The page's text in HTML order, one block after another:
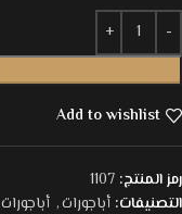
Add to wishlist
رمز المنتج: 1107
التصنيفات: أباجورات, أباجورات